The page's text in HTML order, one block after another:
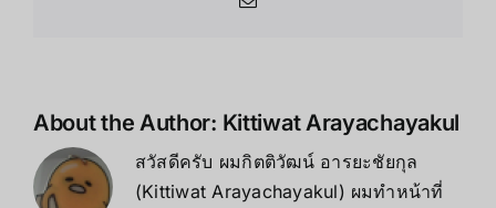
About the Author: Kittiwat Arayachayakul
สวัสดีครับ ผมกิตติวัฒน์ อารยะชัยกุล
(Kittiwat Arayachayakul) ผมทำหน้าที่